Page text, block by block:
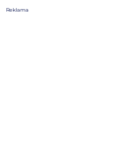
Reklama